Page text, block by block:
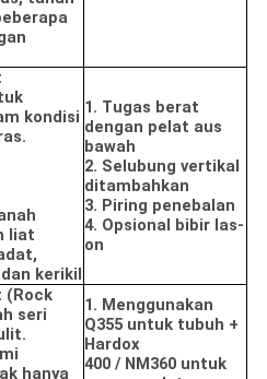
kondisi
liat
kerikil
1. Tugas berat
dengan pelat aus
bawah
2. Selubung vertikal
ditambahkan
3. Piring penebalan
4. Opsional bibir las-
on
(Rock
seri
hanya
1. Menggunakan
Q355 untuk tubuh +
Hardox
400 / NM360 untuk